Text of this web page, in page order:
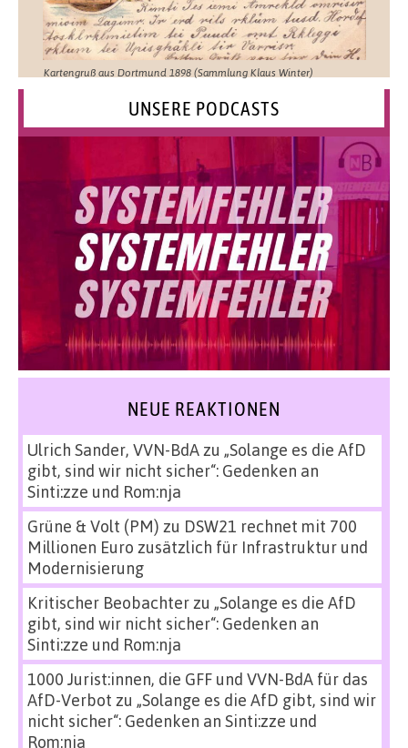
Kartengruß aus Dortmund 1898 (Sammlung Klaus Winter)
UNSERE PODCASTS
NEUE REAKTIONEN
Ulrich Sander, VVN-BdAzu „Solange es die AfD
gibt, sind wir nicht sicher“: Gedenken an
Sinti:zze und Rom:nja
Grüne & Volt (PM) zu DSW21 rechnet mit 700
Millionen Euro zusätzlich für Infrastruktur und
Modernisierung
Kritischer Beobachterzu „Solange es die AfD
gibt, sind wir nicht sicher“: Gedenken an
Sinti:zze und Rom:nja
1000 Jurist:innen, die GFF und VVN-BdA für das
AfD-Verbot zu „Solange es die AfD gibt, sind wir
nicht sicher“: Gedenken an Sinti:zze und
Rom:nja